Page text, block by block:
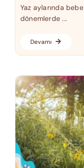
Yaz aylarında
dönemlerde ...
Devamı